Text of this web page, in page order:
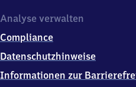
5
4
4
Wellen
Analyse verwalten
Compliance
Datenschutzhinweise
Informationen zur